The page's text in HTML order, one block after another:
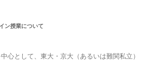
ン授業について
心として、東大・京大（あるいは難関私立）